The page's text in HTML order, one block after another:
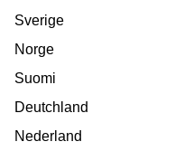
Sverige
Norge
Suomi
Deutchland
Nederland